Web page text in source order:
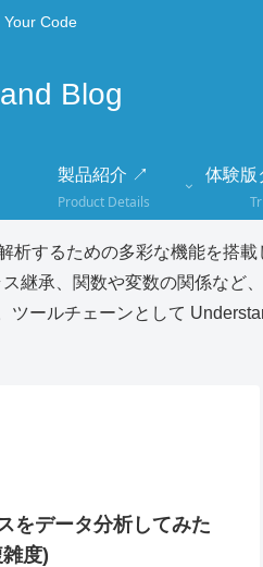
Your Code
Blog
製品紹介 ↗
Product Details
体験版
析するための多彩な機能を搭
継承、関数や変数の関係など
ツールチェーンとして
をデータ分析してみた
度)